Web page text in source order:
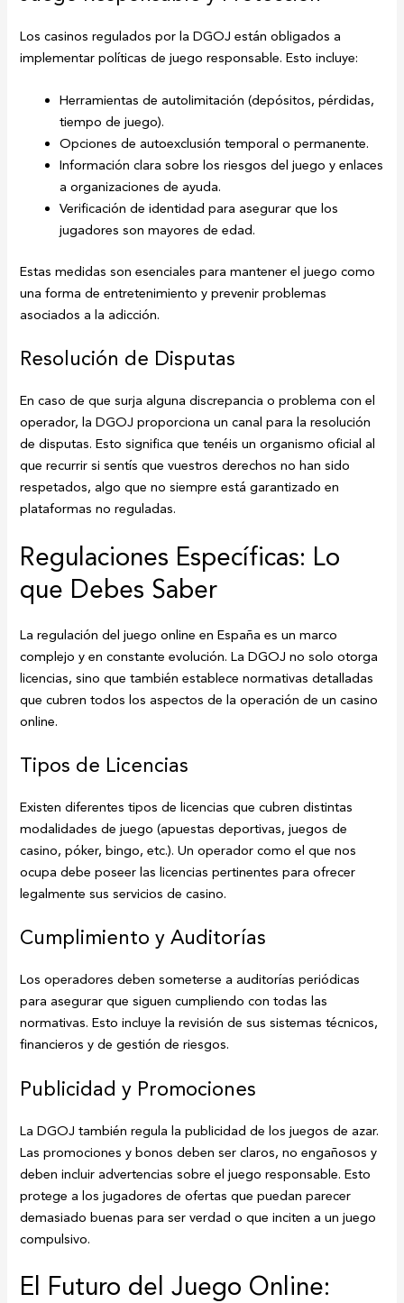
Los casinos regulados por la DGOJ están obligados a
implementar políticas de juego responsable. Esto incluye:
Herramientas de autolimitación (depósitos, pérdidas,
tiempo de juego).
Opciones de autoexclusión temporal o permanente.
Información clara sobre los riesgos del juego y enlaces
a organizaciones de ayuda.
Verificación de identidad para asegurar que los
jugadores son mayores de edad.
Estas medidas son esenciales para mantener el juego como
una forma de entretenimiento y prevenir problemas
asociados a la adicción.
Resolución de Disputas
En caso de que surja alguna discrepancia o problema con el
operador, la DGOJ proporciona un canal para la resolución
de disputas. Esto significa que tenéis un organismo oficial al
que recurrir si sentís que vuestros derechos no han sido
respetados, algo que no siempre está garantizado en
plataformas no reguladas.
Regulaciones Específicas: Lo
que Debes Saber
La regulación del juego online en España es un marco
complejo y en constante evolución. La DGOJ no solo otorga
licencias, sino que también establece normativas detalladas
que cubren todos los aspectos de la operación de un casino
online.
Tipos de Licencias
Existen diferentes tipos de licencias que cubren distintas
modalidades de juego (apuestas deportivas, juegos de
casino, póker, bingo, etc.). Un operador como el que nos
ocupa debe poseer las licencias pertinentes para ofrecer
legalmente sus servicios de casino.
Cumplimiento y Auditorías
Los operadores deben someterse a auditorías periódicas
para asegurar que siguen cumpliendo con todas las
normativas. Esto incluye la revisión de sus sistemas técnicos,
financieros y de gestión de riesgos.
Publicidad y Promociones
La DGOJ también regula la publicidad de los juegos de azar.
Las promociones y bonos deben ser claros, no engañosos y
deben incluir advertencias sobre el juego responsable. Esto
protege a los jugadores de ofertas que puedan parecer
demasiado buenas para ser verdad o que inciten a un juego
compulsivo.
El Futuro del Juego Online: